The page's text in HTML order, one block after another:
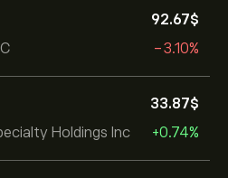
92.67‎$‎
-3.10%
Holdings Inc
33.87‎$‎
+0.74%